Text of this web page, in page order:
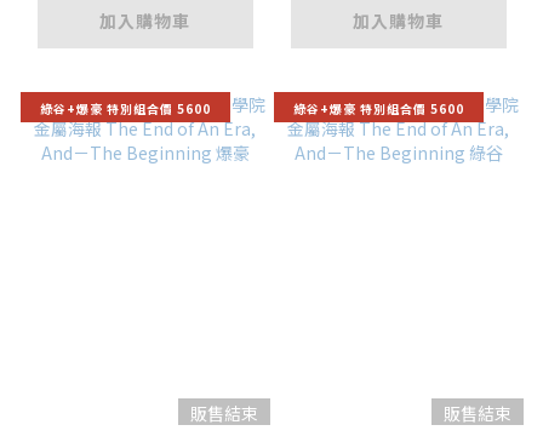
加入購物車
加入購物車
綠谷+爆豪 特別組合價 5600
販售結束
綠谷+爆豪 特別組合價 5600
販售結束